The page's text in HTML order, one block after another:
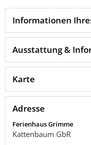
Informationen
Ausstattung &
Karte
Adresse
Ferienhaus Grimme
Kattenbaum GbR